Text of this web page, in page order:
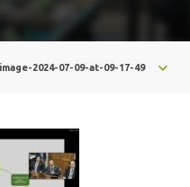
2024-07-09-at-09-17-49